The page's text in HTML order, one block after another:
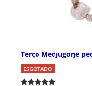
Terço Medjugorje
ESGOTADO